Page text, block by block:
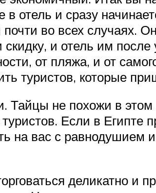
отель и сразу
во всех случаях.
и отель им
от пляжа, и от
туристов, которые
Тайцы не похожи в этом
Если в Египте
на вас с
деликатно и